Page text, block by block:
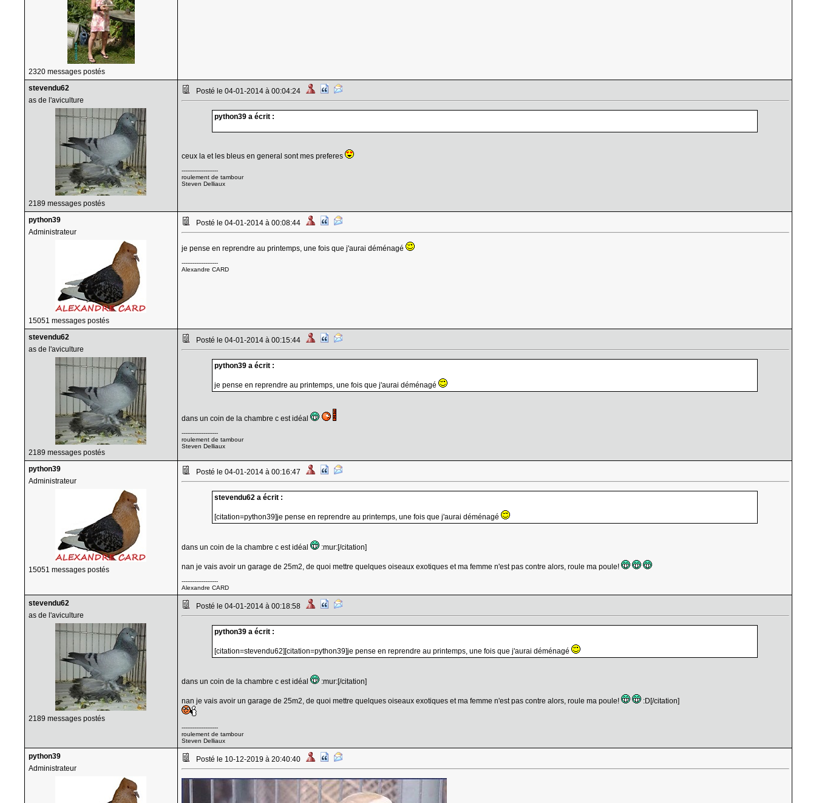
2320 messages postés
stevendu62
as de l'aviculture
2189 messages postés
Posté le 04-01-2014 à 00:04:24
python39 a écrit :
ceux la et les bleus en general sont mes preferes
--------------------
roulement de tambour
Steven Delliaux
python39
Administrateur
15051 messages postés
Posté le 04-01-2014 à 00:08:44
je pense en reprendre au printemps, une fois que j'aurai déménagé
--------------------
Alexandre CARD
stevendu62
as de l'aviculture
2189 messages postés
Posté le 04-01-2014 à 00:15:44
python39 a écrit :
je pense en reprendre au printemps, une fois que j'aurai déménagé
dans un coin de la chambre c est idéal
--------------------
roulement de tambour
Steven Delliaux
python39
Administrateur
15051 messages postés
Posté le 04-01-2014 à 00:16:47
stevendu62 a écrit :
[citation=python39]je pense en reprendre au printemps, une fois que j'aurai déménagé
dans un coin de la chambre c est idéal :mur:[/citation]
nan je vais avoir un garage de 25m2, de quoi mettre quelques oiseaux exotiques et ma femme n'est pas contre alors, roule ma poule!
--------------------
Alexandre CARD
stevendu62
as de l'aviculture
2189 messages postés
Posté le 04-01-2014 à 00:18:58
python39 a écrit :
[citation=stevendu62][citation=python39]je pense en reprendre au printemps, une fois que j'aurai déménagé
dans un coin de la chambre c est idéal :mur:[/citation]
nan je vais avoir un garage de 25m2, de quoi mettre quelques oiseaux exotiques et ma femme n'est pas contre alors, roule ma poule! :D[/citation]
--------------------
roulement de tambour
Steven Delliaux
python39
Administrateur
Posté le 10-12-2019 à 20:40:40